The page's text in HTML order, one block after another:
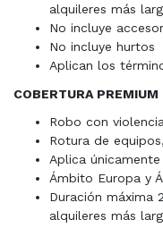
alquileres más
No incluye
No incluye hurtos
Aplican los
COBERTURA PREMIUM
Robo con
Rotura de
Aplica
Ámbito Europa y
Duración máxima
alquileres más